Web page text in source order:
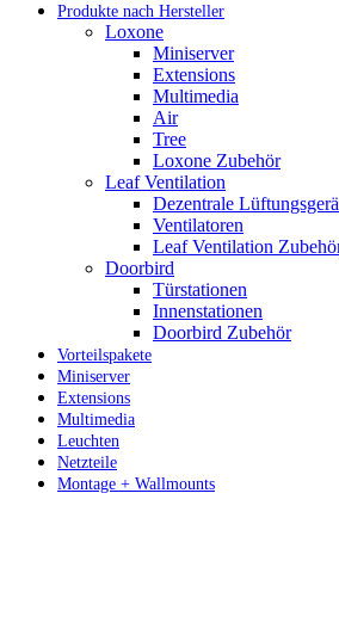
Produkte nach Hersteller
Loxone
Miniserver
Extensions
Multimedia
Air
Tree
Loxone Zubehör
Leaf Ventilation
Dezentrale
Ventilatoren
Leaf Ventilation
Doorbird
Türstationen
Innenstationen
Doorbird Zubehör
Vorteilspakete
Miniserver
Extensions
Multimedia
Leuchten
Netzteile
Montage + Wallmounts